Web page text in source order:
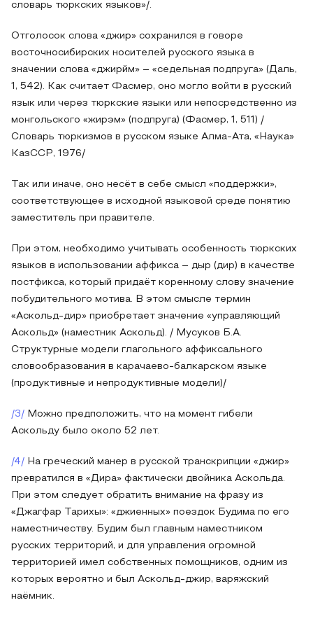
словарь тюркских языков»/.
Отголосок слова «джир» сохранился в говоре
восточносибирских носителей русского языка в
значении слова «джирйм» – «седельная подпруга» (Даль,
1, 542). Как считает Фасмер, оно могло войти в русский
язык или через тюркские языки или непосредственно из
монгольского «жирэм» (подпруга) (Фасмер, 1, 511) /
Словарь тюркизмов в русском языке Алма-Ата, «Наука»
KaзCCP, 1976/
Так или иначе, оно несёт в себе смысл «поддержки»,
соответствующее в исходной языковой среде понятию
заместитель при правителе.
При этом, необходимо учитывать особенность тюркских
языков в использовании аффикса – дыр (дир) в качестве
постфикса, который придаёт коренному слову значение
побудительного мотива. В этом смысле термин
«Аскольд-дир» приобретает значение «управляющий
Аскольд» (наместник Аскольд). / Мусуков Б.А.
Структурные модели глагольного аффиксального
словообразования в карачаево-балкарском языке
(продуктивные и непродуктивные модели)/
/3/ Можно предположить, что на момент гибели
Аскольду было около 52 лет.
/4/ На греческий манер в русской транскрипции «джир»
превратился в «Дира» фактически двойника Аскольда.
При этом следует обратить внимание на фразу из
«Джагфар Тарихы»: «джиенных» поездок Будима по его
наместничеству. Будим был главным наместником
русских территорий, и для управления огромной
территорией имел собственных помощников, одним из
которых вероятно и был Аскольд-джир, варяжский
наёмник.